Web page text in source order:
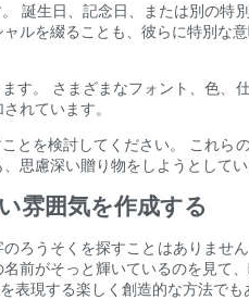
誕生日、記念日、または別の
ルを綴ることも、彼らに特別な
。 さまざまなフォント、色、
れています。
を検討してください。 これ
慮深い贈り物をしようとして
雰囲気を作成する
ろうそくを探すことはありませ
前がそっと輝いているのを見て
現する楽しく創造的な方法でも